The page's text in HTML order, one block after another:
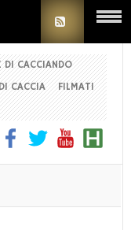
DI CACCIANDO
CACCIA
FILMATI